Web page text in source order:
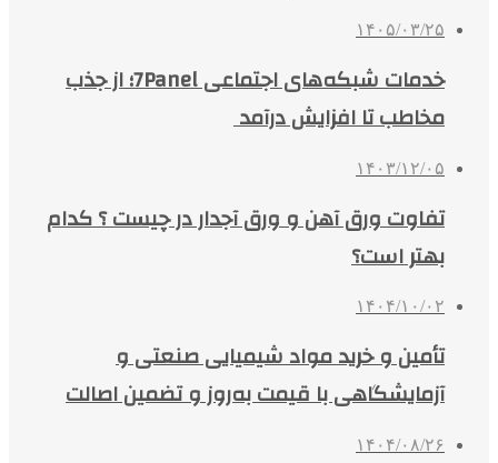
۱۴۰۵/۰۳/۲۵
خدمات شبکه‌های اجتماعی 7Panel؛ از جذب
مخاطب تا افزایش درآمد
۱۴۰۳/۱۲/۰۵
تفاوت ورق آهن و ورق آجدار در چیست ؟ کدام
بهتر است؟
۱۴۰۴/۱۰/۰۲
تأمین و خرید مواد شیمیایی صنعتی و
آزمایشگاهی با قیمت به‌روز و تضمین اصالت
۱۴۰۴/۰۸/۲۶